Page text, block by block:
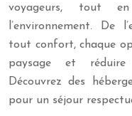
voyageurs, tout
l’environnement. De
tout confort, chaque
paysage et réduire
Découvrez des
pour un séjour